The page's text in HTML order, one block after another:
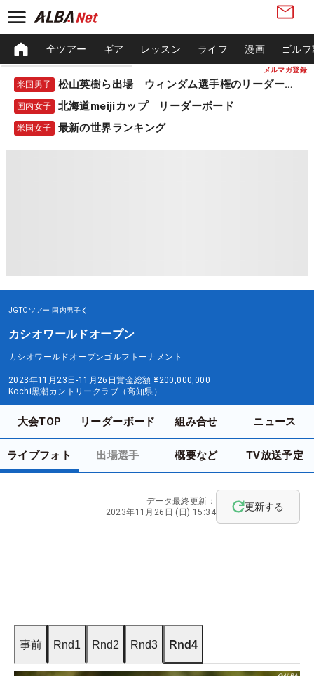
メルマガ登録
全ツアー ギア レッスン ライフ 漫画 ゴル
米国男子 松山英樹ら出場 ウィンダム選手権のリーダーボード
国内女子 北海道meijiカップ リーダーボード
米国女子 最新の世界ランキング
JGTOツアー 国内男子
カシオワールドオープン
カシオワールドオープンゴルフトーナメント
2023年11月23日-11月26日賞金総額 ¥200,000,000
Kochi黒潮カントリークラブ（高知県）
大会TOP リーダーボード 組み合せ ニュース
ライブフォト 出場選手 概要など TV放送予定
データ最終更新：
2023年11月26日 (日) 15:34
更新する
事前 Rnd1 Rnd2 Rnd3 Rnd4